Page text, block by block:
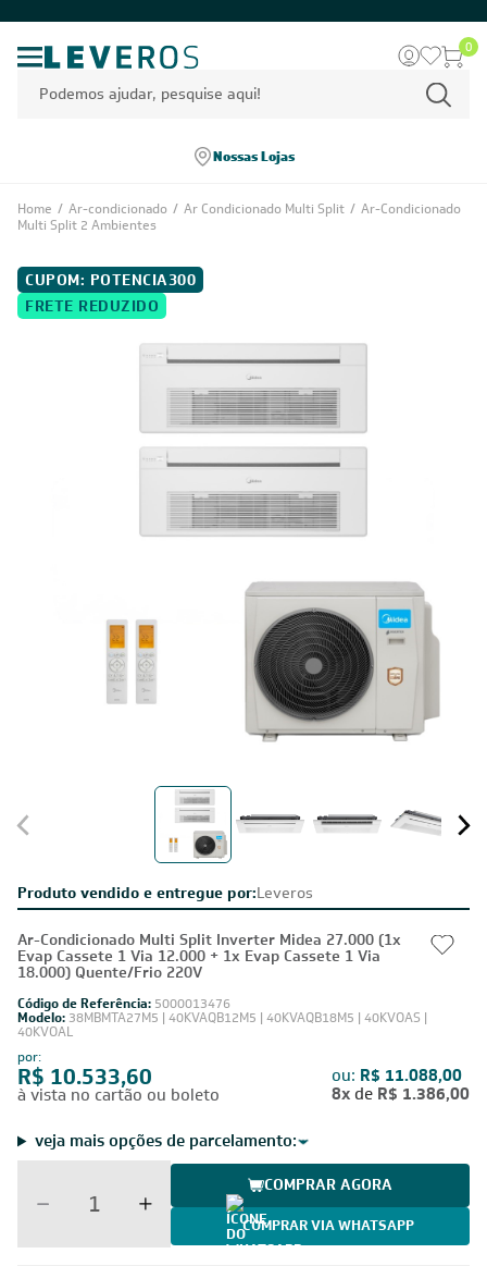
0
Nossas Lojas
Home / Ar-condicionado / Ar Condicionado Multi Split / Ar-Condicionado
Multi Split 2 Ambientes
Produto vendido e entregue por:Leveros
Ar-Condicionado Multi Split Inverter Midea 27.000 (1x
Evap Cassete 1 Via 12.000 + 1x Evap Cassete 1 Via
18.000) Quente/Frio 220V
Código de Referência: 5000013476
Modelo: 38MBMTA27M5 | 40KVAQB12M5 | 40KVAQB18M5 | 40KVOAS |
40KVOAL
por:
R$ 10.533,60
à vista no cartão ou boleto
ou: R$ 11.088,00
8x de R$ 1.386,00
veja mais opções de parcelamento:
COMPRAR AGORA
COMPRAR VIA WHATSAPP
CUPOM: POTENCIA300
FRETE REDUZIDO